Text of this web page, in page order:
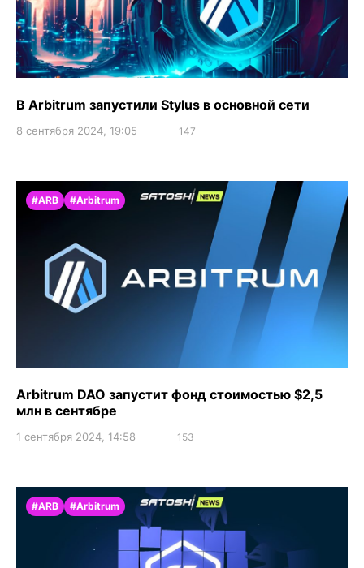
В Arbitrum запустили Stylus в основной сети
8 сентября 2024, 19:05 147
#ARB #Arbitrum
Arbitrum DAO запустит фонд стоимостью $2,5
млн в сентябре
1 сентября 2024, 14:58 153
#ARB #Arbitrum